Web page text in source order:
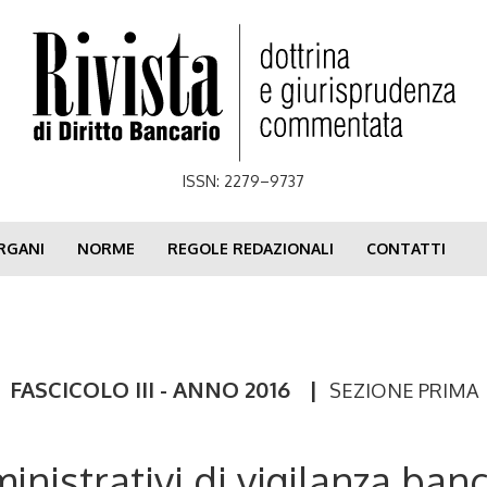
ISSN: 2279–9737
NORME REGOLE REDAZIONALI CONTATTI
FASCICOLO III - ANNO 2016 | SEZIONE PRIMA